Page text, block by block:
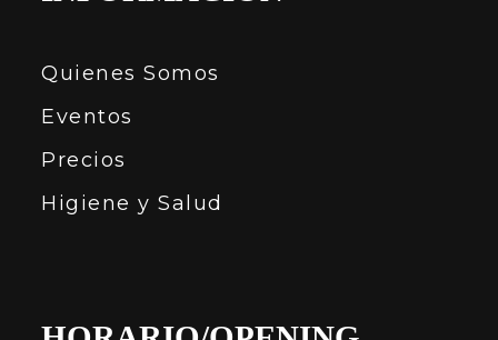
Quienes Somos
Eventos
Precios
Higiene y Salud